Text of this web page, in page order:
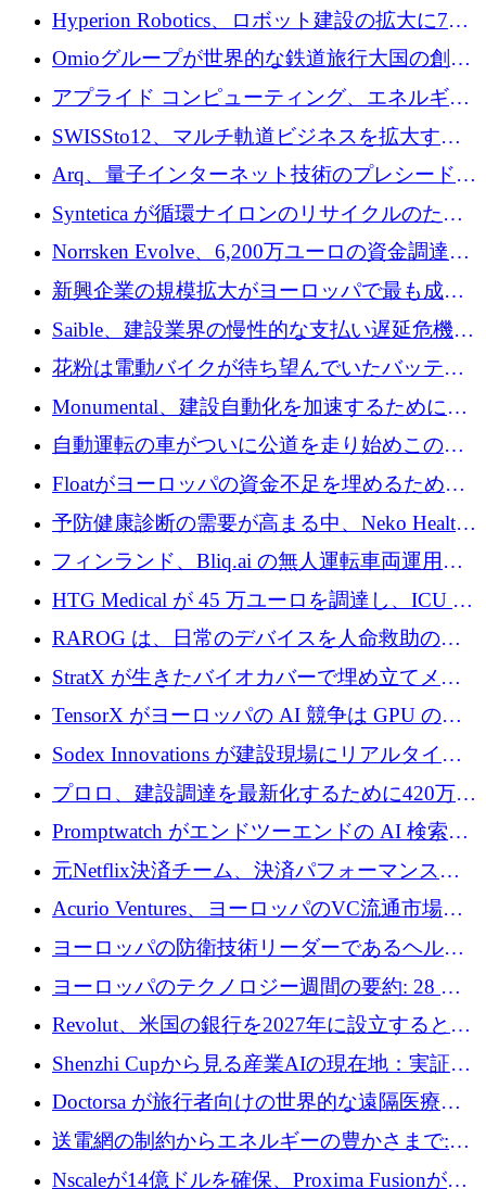
専用の初のシーケンスラボを開設
Hyperion Robotics、ロボット建設の拡大に740
万ドルを確保
Omioグループが世界的な鉄道旅行大国の創設
を目指してRail Europeを買収
アプライド コンピューティング、エネルギー
向け基盤 AI の拡張に 2,000 万ドルを調達
SWISSto12、マルチ軌道ビジネスを拡大する
ためにシリーズCで7,000万ドルを調達
Arq、量子インターネット技術のプレシードと
して140万ドルを確保
Syntetica が循環ナイロンのリサイクルのため
にシリーズ A で 3,000 万ドルを調達
Norrsken Evolve、6,200万ユーロの資金調達
後、アムステルダムに根を張る
新興企業の規模拡大がヨーロッパで最も成功
した創業者を生み出す、アントラー氏が発見
Saible、建設業界の慢性的な支払い遅延危機に
対処するために 290 万ポンドを調達
花粉は電動バイクが待ち望んでいたバッテリ
ー交換ネットワークを構築している
Monumental、建設自動化を加速するためにシ
リーズ B で 3,200 万ドルを確保
自動運転の車がついに公道を走り始めこの国
が世界をリードしようとしている
Floatがヨーロッパの資金不足を埋めるために
シリーズAで450万ユーロを調達
予防健康診断の需要が高まる中、Neko Health
が 7 億ドルを調達
フィンランド、Bliq.ai の無人運転車両運用を
認可
HTG Medical が 45 万ユーロを調達し、ICU の
尿モニタリングを自動化するための MDR 認
証を獲得
RAROG は、日常のデバイスを人命救助の救
助ビーコンに変えるために 16 万 2,000 ユーロ
StratX が生きたバイオカバーで埋め立てメタ
ン対策に 119 万ドルを調達
TensorX がヨーロッパの AI 競争は GPU の所
有者によって決まると考える理由
Sodex Innovations が建設現場にリアルタイム
のインテリジェンスをもたらすために 400 万
ユーロを確保
プロロ、建設調達を最新化するために420万ポ
ンドを調達
Promptwatch がエンドツーエンドの AI 検索最
適化プラットフォームを拡張するために 600
万ユーロを調達
元Netflix決済チーム、決済パフォーマンスプ
ラットフォームNopanのためにこれまでに720
Acurio Ventures、ヨーロッパのVC流通市場の
流動性を解放するために1億1,500万ユーロの
ファンドを立ち上げる
ヨーロッパの防衛技術リーダーであるヘルシ
ングは、180億ドルの評価額で18億ドルのシリ
ヨーロッパのテクノロジー週間の要約: 28 億
ユーロを超える 70 以上のテクノロジー資金調
Revolut、米国の銀行を2027年に設立すると米
国の社長が語る
Shenzhi Cupから見る産業AIの現在地：実証と
産業実装への道筋
Doctorsa が旅行者向けの世界的な遠隔医療プ
ラットフォームを拡大するために 100 万ユー
ロを調達
送電網の制約からエネルギーの豊かさまで:
Envision の Gobi X がヨーロッパの AI の未来
Nscaleが14億ドルを確保、Proxima Fusionが4